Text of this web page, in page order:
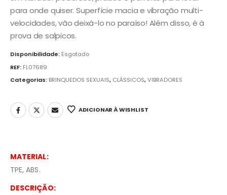
para onde quiser. Superfície macia e vibração multi-
velocidades, vão deixá-lo no paraíso! Além disso, é à
prova de salpicos.
Disponibilidade: Esgotado
REF: FL07689
Categorias: BRINQUEDOS SEXUAIS, CLÁSSICOS,VIBRADORES
ADICIONAR À WISHLIST
MATERIAL:
TPE, ABS.
DESCRIÇÃO: